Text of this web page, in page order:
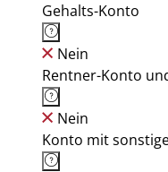
Gehalts-Konto
Nein
Rentner-Konto
Nein
Konto mit